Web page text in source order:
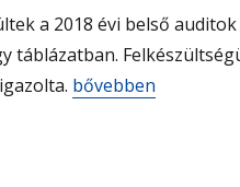
a 2018 évi belső
táblázatban.
„A 2018-as
bővebben